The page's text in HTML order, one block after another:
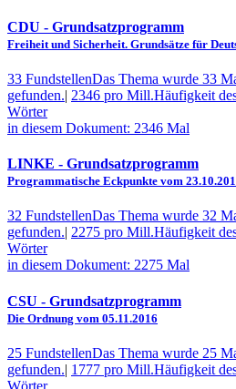
CDU - Grundsatzprogramm
Freiheit und Sicherheit. Grundsätze für
33 FundstellenDas Thema wurde 33
gefunden.| 2346 pro Mill.Häufigkeit
Wörter
in diesem Dokument: 2346 Mal
LINKE - Grundsatzprogramm
Programmatische Eckpunkte vom
32 FundstellenDas Thema wurde 32
gefunden.| 2275 pro Mill.Häufigkeit
Wörter
in diesem Dokument: 2275 Mal
CSU - Grundsatzprogramm
Die Ordnung vom 05.11.2016
25 FundstellenDas Thema wurde 25
gefunden.| 1777 pro Mill.Häufigkeit
Wörter